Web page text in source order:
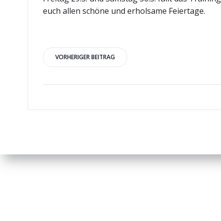
euch allen schöne und erholsame Feiertage.
Beitragsnavigation
VORHERIGER BEITRAG